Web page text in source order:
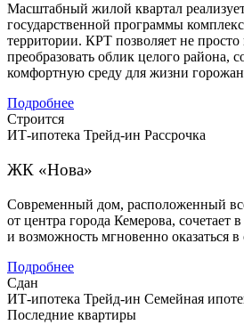
Масштабный жилой квартал
государственной программы
территории. КРТ позволяет не
преобразовать облик целого района,
комфортную среду для жизни
Подробнее
Строится
ИТ-ипотека Трейд-ин Рассрочка
ЖК «Нова»
Современный дом, расположенный
от центра города Кемерова, сочетает
и возможность мгновенно оказаться
Подробнее
Сдан
ИТ-ипотека Трейд-ин Семейная
Последние квартиры